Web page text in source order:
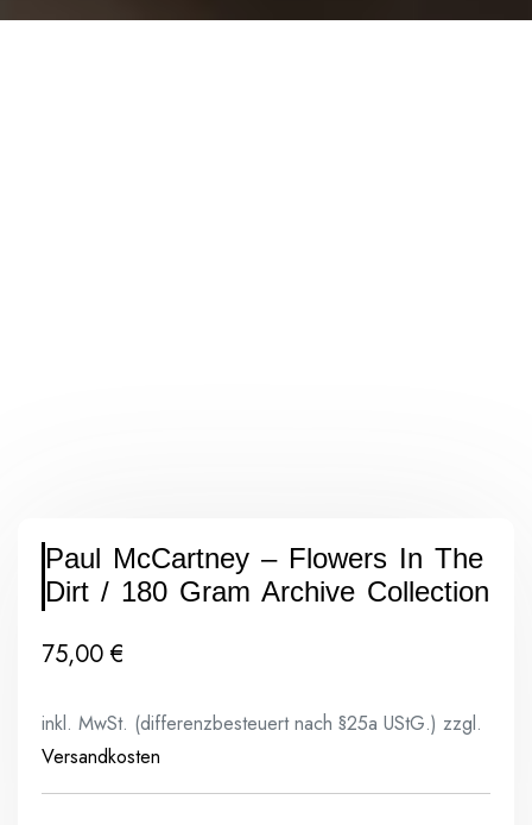
Paul McCartney ‎– Flowers In The
Dirt / 180 Gram Archive Collection
75,00€
inkl. MwSt. (differenzbesteuert nach §25a UStG.) zzgl.
Versandkosten